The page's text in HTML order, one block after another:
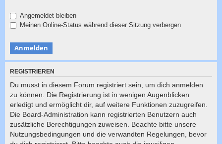
Angemeldet bleiben
Meinen Online-Status während dieser Sitzung verbergen
REGISTRIEREN
Du musst in diesem Forum registriert sein, um dich anmelden
zu können. Die Registrierung ist in wenigen Augenblicken
erledigt und ermöglicht dir, auf weitere Funktionen zuzugreifen.
Die Board-Administration kann registrierten Benutzern auch
zusätzliche Berechtigungen zuweisen. Beachte bitte unsere
Nutzungsbedingungen und die verwandten Regelungen, bevor